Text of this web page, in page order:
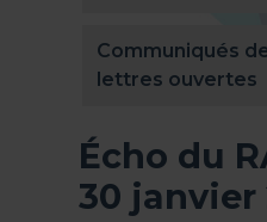
Communiqués
lettres ouvertes
Écho du
30 janvier